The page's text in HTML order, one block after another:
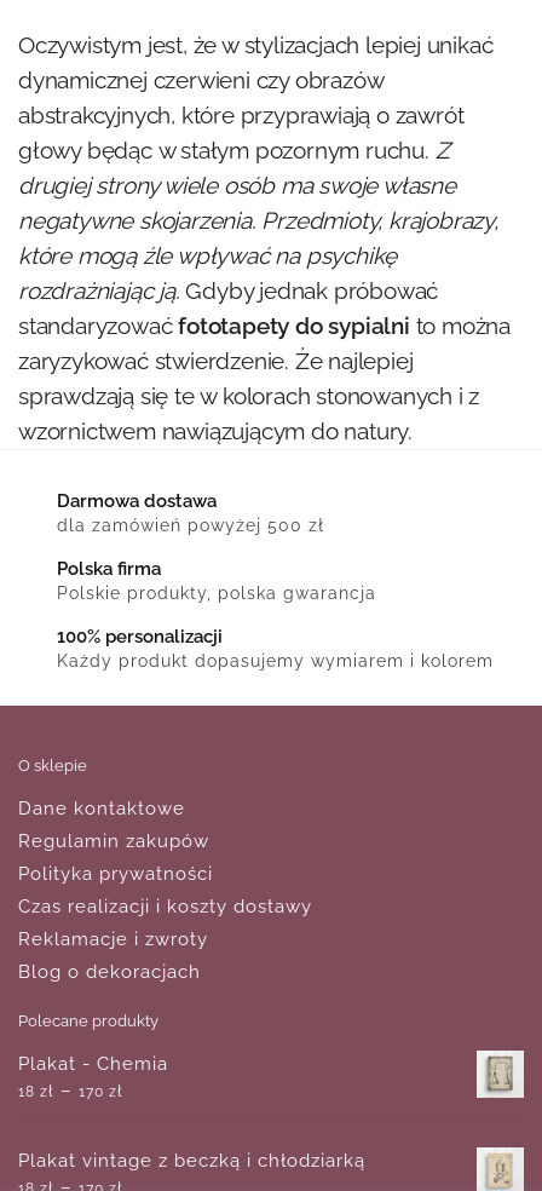
Oczywistym jest, że w stylizacjach lepiej unikać
dynamicznej czerwieni czy obrazów
abstrakcyjnych, które przyprawiają o zawrót
głowy będąc w stałym pozornym ruchu. Z
drugiej strony wiele osób ma swoje własne
negatywne skojarzenia. Przedmioty, krajobrazy,
które mogą źle wpływać na psychikę
rozdrażniając ją. Gdyby jednak próbować
standaryzowaćfototapety do sypialni to można
zaryzykować stwierdzenie. Że najlepiej
sprawdzają się te w kolorach stonowanych i z
wzornictwem nawiązującym do natury.
Darmowa dostawa
dla zamówień powyżej 500 zł
Polska firma
Polskie produkty, polska gwarancja
100% personalizacji
Każdy produkt dopasujemy wymiarem i kolorem
O sklepie
Dane kontaktowe
Regulamin zakupów
Polityka prywatności
Czas realizacji i koszty dostawy
Reklamacje i zwroty
Blog o dekoracjach
Polecane produkty
Plakat - Chemia
18 zł – 170 zł
Plakat vintage z beczką i chłodziarką